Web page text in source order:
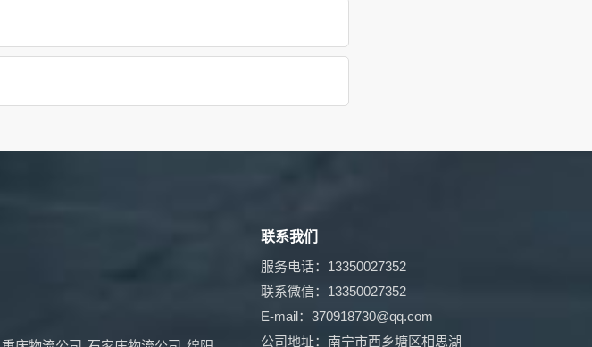
联系我们
服务电话：13350027352
联系微信：13350027352
E-mail：370918730@qq.com
公司地址：南宁市西乡塘区相思湖